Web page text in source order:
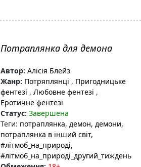
Потраплянка для демона
Автор: Алісія Блейз
Жанр: Потряплянці , Пригодницьке
фентезі , Любовне фентезі ,
Еротичне фентезі
Статус: Завершена
Теги: потраплянка, демон, демони,
потраплянка в інший світ,
#літмоб_на_природі,
#літмоб_на_природі_другий_тиждень